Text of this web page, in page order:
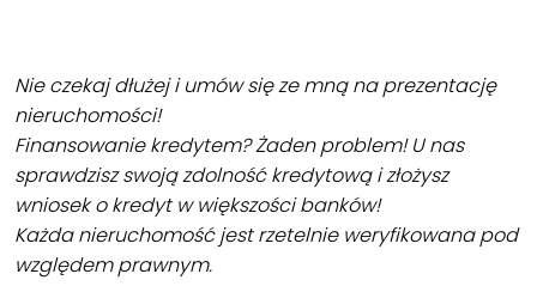
Nie czekaj dłużej i umów się ze mną na prezentację
nieruchomości!
Finansowanie kredytem? Żaden problem! U nas
sprawdzisz swoją zdolność kredytową i złożysz
wniosek o kredyt w większości banków!
Każda nieruchomość jest rzetelnie weryfikowana pod
względem prawnym.